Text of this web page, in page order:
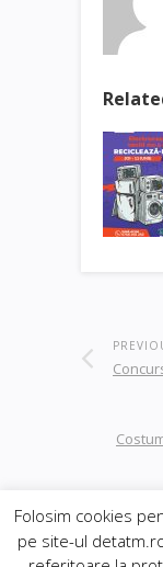
© 2019
Folosim cookies
pe site-ul